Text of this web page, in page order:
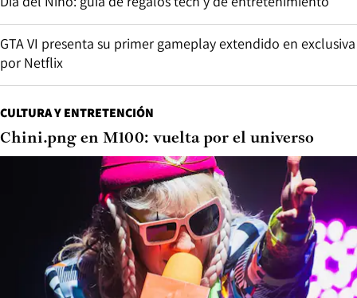
GTA VI presenta su primer gameplay extendido en exclusiva
por Netflix
CULTURA Y ENTRETENCIÓN
Chini.png en M100: vuelta por el universo